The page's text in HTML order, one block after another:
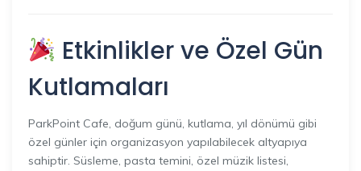
Etkinlikler ve Özel Gün
Kutlamaları
ParkPoint Cafe, doğum günü, kutlama, yıl dönümü gibi
özel günler için organizasyon yapılabilecek altyapıya
sahiptir. Süsleme, pasta temini, özel müzik listesi,